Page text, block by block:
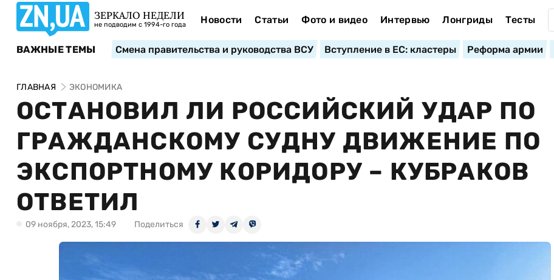
ЗЕРКАЛО НЕДЕЛИ
не подводим с 1994-го года Новости Статьи Фото и видео Интервью Лонгриды Тесты
ВАЖНЫЕ ТЕМЫ Смена правительства и руководства ВСУ Вступление в ЕС: кластеры Реформа армии
ГЛАВНАЯ ЭКОНОМИКА
ОСТАНОВИЛ ЛИ РОССИЙСКИЙ УДАР ПО
ГРАЖДАНСКОМУ СУДНУ ДВИЖЕНИЕ ПО
ЭКСПОРТНОМУ КОРИДОРУ – КУБРАКОВ
ОТВЕТИЛ
09 ноября, 2023, 15:49 Поделиться